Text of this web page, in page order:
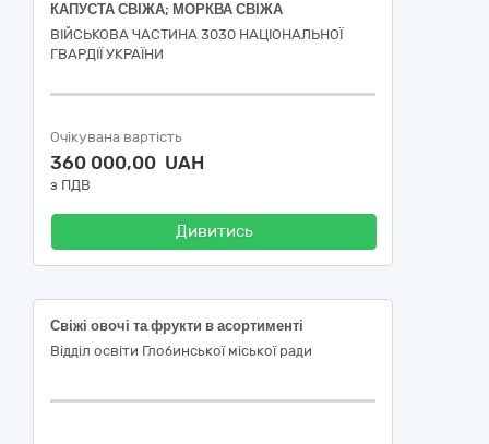
КАПУСТА СВІЖА; МОРКВА СВІЖА
ВІЙСЬКОВА ЧАСТИНА 3030 НАЦІОНАЛЬНОЇ
ГВАРДІЇ УКРАЇНИ
Очікувана вартість
360 000,00 UAH
з ПДВ
Дивитись
Свіжі овочі та фрукти в асортименті
Відділ освіти Глобинської міської ради